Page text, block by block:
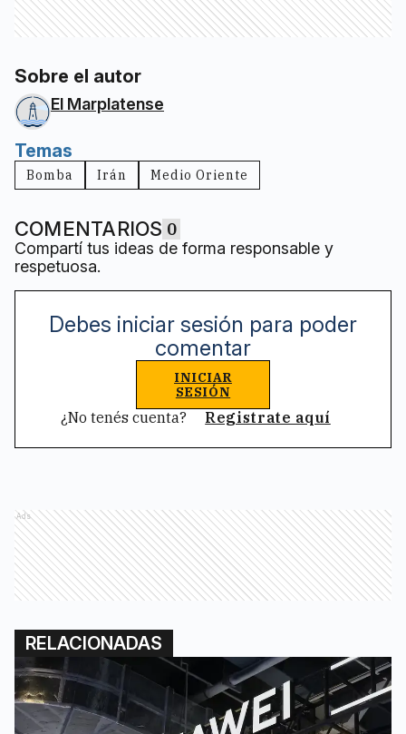
Sobre el autor
El Marplatense
Temas
Bomba Irán Medio Oriente
COMENTARIOS 0
Compartí tus ideas de forma responsable y
respetuosa.
Debes iniciar sesión para poder
comentar
INICIAR
SESIÓN
¿No tenés cuenta? Registrate aquí
Ads
RELACIONADAS